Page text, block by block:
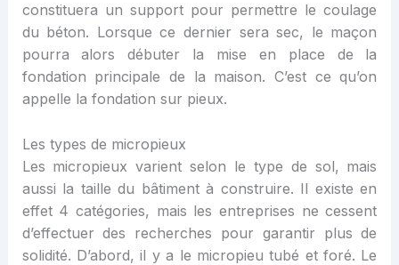
constituera un support pour permettre le coulage
du béton. Lorsque ce dernier sera sec, le maçon
pourra alors débuter la mise en place de la
fondation principale de la maison. C’est ce qu’on
appelle la fondation sur pieux.
Les types de micropieux
Les micropieux varient selon le type de sol, mais
aussi la taille du bâtiment à construire. Il existe en
effet 4 catégories, mais les entreprises ne cessent
d’effectuer des recherches pour garantir plus de
solidité. D’abord, il y a le micropieu tubé et foré. Le